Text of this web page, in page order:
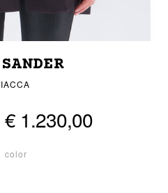
€ 1.230,00
color